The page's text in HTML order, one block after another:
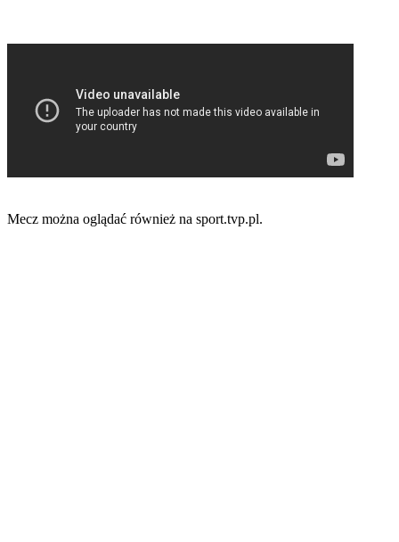
Mecz można oglądać również na sport.tvp.pl.